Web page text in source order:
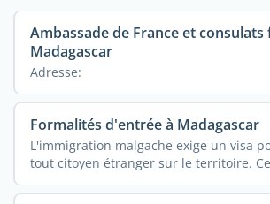
Ambassade de France et consulats
Madagascar
Adresse:
Formalités d'entrée à Madagascar
L'immigration malgache exige un visa
tout citoyen étranger sur le territoire.